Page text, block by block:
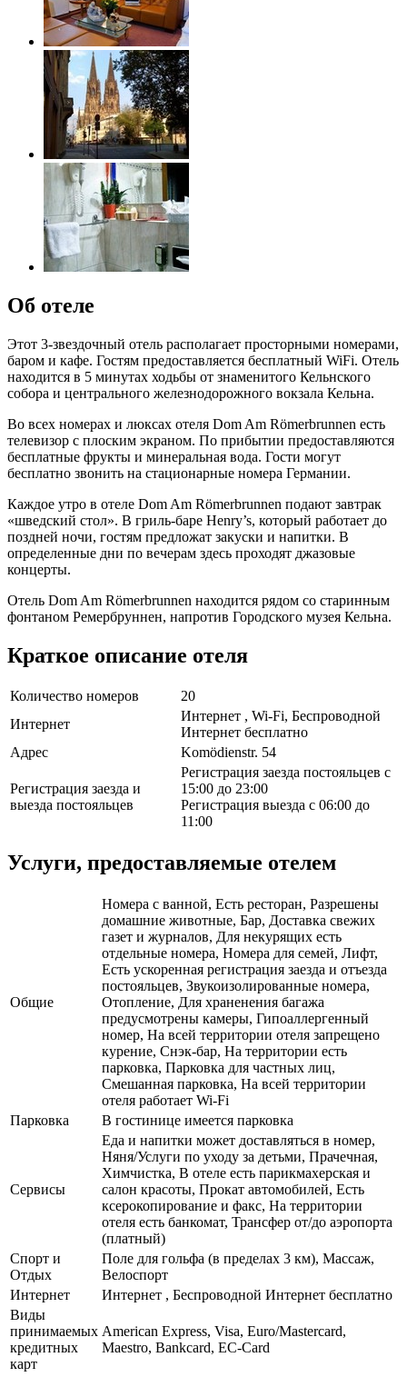
Об отеле
Этот 3-звездочный отель располагает просторными номерами,
баром и кафе. Гостям предоставляется бесплатный WiFi. Отель
находится в 5 минутах ходьбы от знаменитого Кельнского
собора и центрального железнодорожного вокзала Кельна.
Во всех номерах и люксах отеля Dom Am Römerbrunnen есть
телевизор с плоским экраном. По прибытии предоставляются
бесплатные фрукты и минеральная вода. Гости могут
бесплатно звонить на стационарные номера Германии.
Каждое утро в отеле Dom Am Römerbrunnen подают завтрак
«шведский стол». В гриль-баре Henry’s, который работает до
поздней ночи, гостям предложат закуски и напитки. В
определенные дни по вечерам здесь проходят джазовые
концерты.
Отель Dom Am Römerbrunnen находится рядом со старинным
фонтаном Ремербруннен, напротив Городского музея Кельна.
Краткое описание отеля
Количество номеров
20
Интернет
Интернет , Wi-Fi, Беспроводной
Интернет бесплатно
Адрес
Komödienstr. 54
Регистрация заезда и
выезда постояльцев
Регистрация заезда постояльцев с
15:00 до 23:00
Регистрация выезда с 06:00 до
11:00
Услуги, предоставляемые отелем
Общие
Номера с ванной, Есть ресторан, Разрешены
домашние животные, Бар, Доставка свежих
газет и журналов, Для некурящих есть
отдельные номера, Номера для семей, Лифт,
Есть ускоренная регистрация заезда и отъезда
постояльцев, Звукоизолированные номера,
Отопление, Для храненения багажа
предусмотрены камеры, Гипоаллергенный
номер, На всей территории отеля запрещено
курение, Снэк-бар, На территории есть
парковка, Парковка для частных лиц,
Смешанная парковка, На всей территории
отеля работает Wi-Fi
Парковка
В гостинице имеется парковка
Сервисы
Еда и напитки может доставляться в номер,
Няня/Услуги по уходу за детьми, Прачечная,
Химчистка, В отеле есть парикмахерская и
салон красоты, Прокат автомобилей, Есть
ксерокопирование и факс, На территории
отеля есть банкомат, Трансфер от/до аэропорта
(платный)
Спорт и
Отдых
Поле для гольфа (в пределах 3 км), Массаж,
Велоспорт
Интернет
Интернет , Беспроводной Интернет бесплатно
Виды
принимаемых
кредитных
карт
American Express, Visa, Euro/Mastercard,
Maestro, Bankcard, EC-Card